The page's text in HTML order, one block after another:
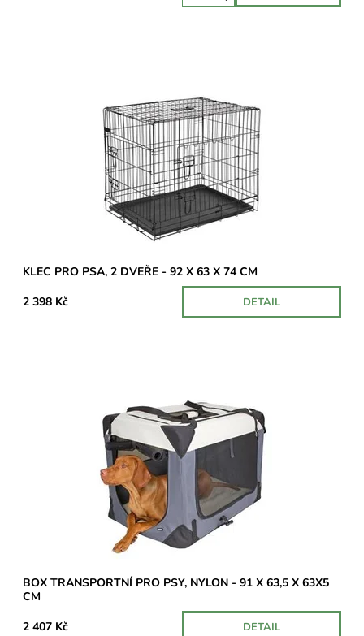
přepravu Vašeho psa. Klec má 2 dveře.U některých dopravců
může být účtován příplatek...
Momentálně nedostupné
KLEC PRO PSA, 2 DVEŘE - 92 X 63 X 74 CM
2 398 Kč
DETAIL
dopravců může být účtován příplatek za nadrozměrný balík.
Na dotaz
BOX TRANSPORTNÍ PRO PSY, NYLON - 91 X 63,5 X 63X5
CM
2 407 Kč
DETAIL